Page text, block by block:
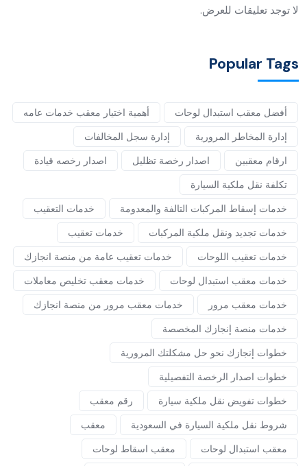
لا توجد تعليقات للعرض.
Popular Tags
أفضل معقب استبدال لوحات
أهمية اختيار معقب خدمات عامه
إدارة المخاطر المرورية
إدارة سجل المخالفات
ارقام معقبين
اصدار رخصة تظليل
اصدار رخصه قيادة
تكلفة نقل ملكية السيارة
خدمات إسقاط المركبات التالفة والمعدومة
خدمات التعقيب
خدمات تجديد ونقل ملكية المركبات
خدمات تعقيب
خدمات تعقيب اللوحات
خدمات تعقيب عامة من منصة انجازك
خدمات معقب استبدال لوحات
خدمات معقب تخليص معاملات
خدمات معقب مرور
خدمات معقب مرور من منصة انجازك
خدمات منصة إنجازك المخصصة
خطوات إنجازك نحو حل مشكلتك المرورية
خطوات اصدار الرخصة التفصيلية
خطوات تفويض نقل ملكية سيارة
رقم معقب
شروط نقل ملكية السيارة في السعودية
معقب
معقب استبدال لوحات
معقب اسقاط لوحات